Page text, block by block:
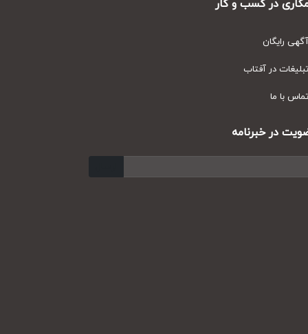
در کسب و کار
رایگان
در آفتاب
با ما
در خبرنامه